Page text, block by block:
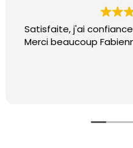
Satisfaite, j'ai confiance en elle et dans ses soins.